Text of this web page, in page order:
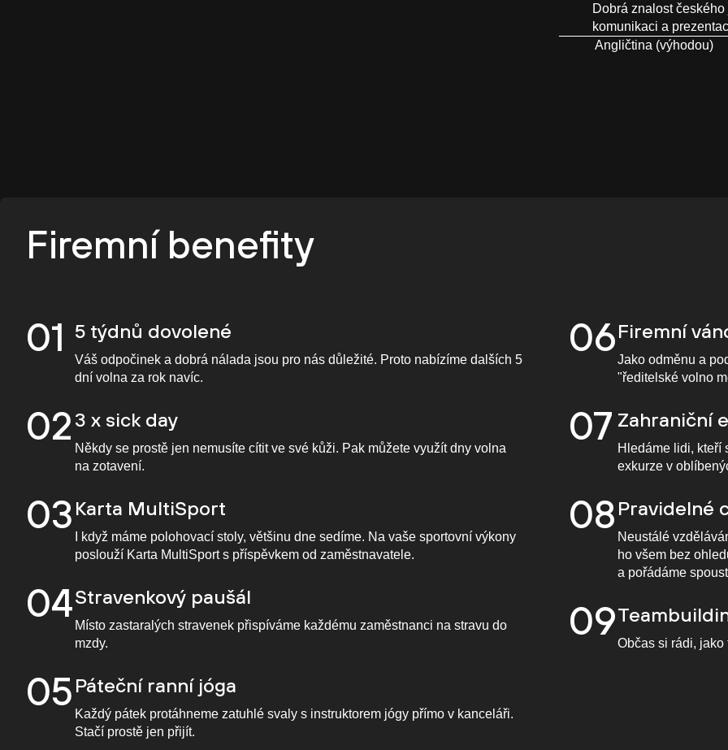
Dobrá znalost
komunikaci a
Angličtina (výhodou)
Firemní benefity
01 5 týdnů dovolené
Váš odpočinek a dobrá nálada jsou pro nás důležité. Proto nabízíme dalších 5
dní volna za rok navíc.
02 3 x sick day
Někdy se prostě jen nemusíte cítit ve své kůži. Pak můžete využít dny volna
na zotavení.
03 Karta MultiSport
I když máme polohovací stoly, většinu dne sedíme. Na vaše sportovní výkony
poslouží Karta MultiSport s příspěvkem od zaměstnavatele.
04Stravenkový paušál
Místo zastaralých stravenek přispíváme každému zaměstnanci na stravu do
mzdy.
05 Páteční ranní jóga
Každý pátek protáhneme zatuhlé svaly s instruktorem jógy přímo v kanceláři.
Stačí prostě jen přijít.
06Firemní
Jako odměnu a
"ředitelské volno
07 Zahraniční
Hledáme lidi, kteří
exkurze v
08 Pravidelné
Neustálé
ho všem bez
a pořádáme
09
Občas si rádi,